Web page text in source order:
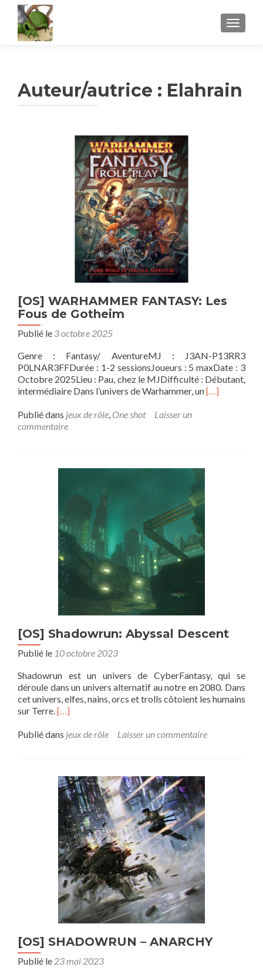
Auteur/autrice : Elahrain
[OS] WARHAMMER FANTASY: Les
Fous de Gotheim
Publié le 3 octobre 2025
Genre : Fantasy/ AventureMJ : J3AN-P13RR3
P0LNAR3FFDurée : 1-2 sessionsJoueurs : 5 maxDate : 3
Octobre 2025Lieu : Pau, chez le MJDifficulté : Débutant,
intermédiaire Dans l’univers de Warhammer, unEn
[…]
Publié dans jeux de rôle, One shot
Laisser un
commentaire
[OS] Shadowrun: Abyssal Descent
Publié le 10 octobre 2023
Shadowrun est un univers de CyberFantasy, qui se
déroule dans un univers alternatif au notre en 2080. Dans
cet univers, elfes, nains, orcs et trolls côtoient les humains
sur Terre.En
plus
Descent
[…]
Publié dans jeux de rôle Laisser un commentaire
[OS] SHADOWRUN – ANARCHY
Publié le 23 mai 2023